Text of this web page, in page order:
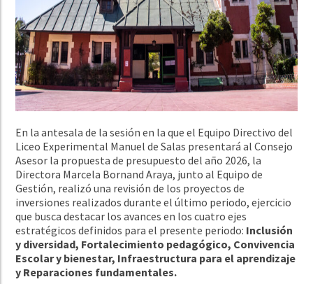
En la antesala de la sesión en la que el Equipo Directivo del
Liceo Experimental Manuel de Salas presentará al Consejo
Asesor la propuesta de presupuesto del año 2026, la
Directora Marcela Bornand Araya, junto al Equipo de
Gestión, realizó una revisión de los proyectos de
inversiones realizados durante el último periodo, ejercicio
que busca destacar los avances en los cuatro ejes
estratégicos definidos para el presente periodo: Inclusión
y diversidad, Fortalecimiento pedagógico, Convivencia
Escolar y bienestar, Infraestructura para el aprendizaje
y Reparaciones fundamentales.